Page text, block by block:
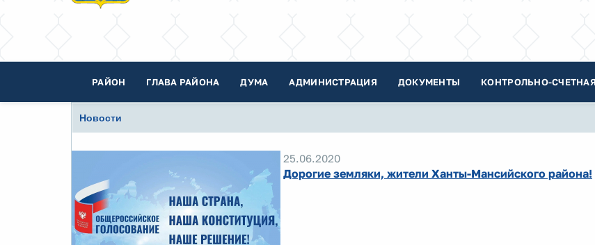
РАЙОН ГЛАВА РАЙОНА ДУМА АДМИНИСТРАЦИЯ ДОКУМЕНТЫ КОНТРОЛЬНО-
Новости
25.06.2020
Дорогие земляки, жители Ханты-Мансийского района!